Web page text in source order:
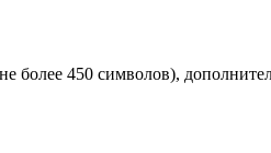
450 символов),